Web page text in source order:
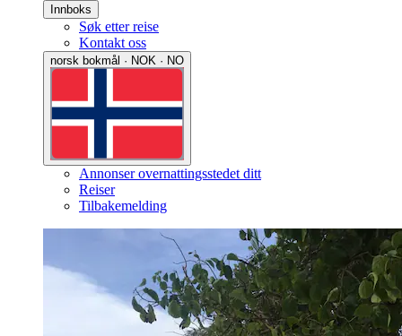
Innboks
Søk etter reise
Kontakt oss
norsk bokmål · NOK · NO
Annonser overnattingsstedet ditt
Reiser
Tilbakemelding